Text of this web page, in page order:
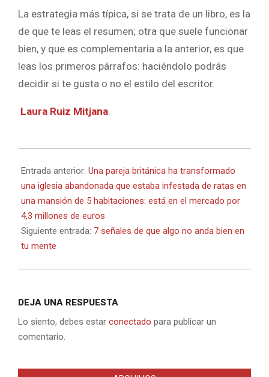
La estrategia más típica, si se trata de un libro, es la
de que te leas el resumen; otra que suele funcionar
bien, y que es complementaria a la anterior, es que
leas los primeros párrafos: haciéndolo podrás
decidir si te gusta o no el estilo del escritor.
Laura Ruiz Mitjana.
09-
25
Entrada anterior: Una pareja británica ha transformado
una iglesia abandonada que estaba infestada de ratas en
una mansión de 5 habitaciones: está en el mercado por
4,3 millones de euros
Siguiente entrada: 7 señales de que algo no anda bien en
tu mente
DEJA UNA RESPUESTA
Lo siento, debes estar conectado para publicar un
comentario.